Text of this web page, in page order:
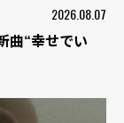
2026.08.07
曲“幸せでい